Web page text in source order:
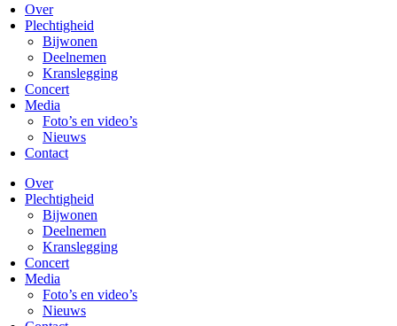
Over
Plechtigheid
Bijwonen
Deelnemen
Kranslegging
Concert
Media
Foto’s en video’s
Nieuws
Contact
Over
Plechtigheid
Bijwonen
Deelnemen
Kranslegging
Concert
Media
Foto’s en video’s
Nieuws